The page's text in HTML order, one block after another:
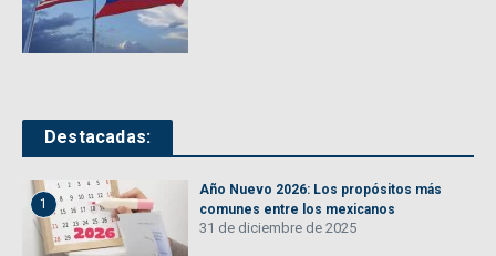
Destacadas:
1
Año Nuevo 2026: Los propósitos más
comunes entre los mexicanos
31 de diciembre de 2025